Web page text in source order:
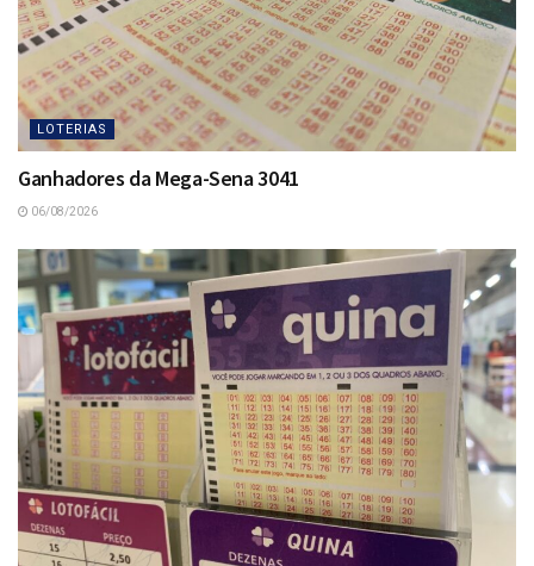
LOTERIAS
Ganhadores da Mega-Sena 3041
06/08/2026